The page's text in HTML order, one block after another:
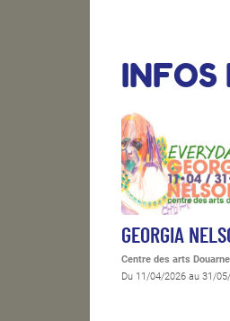
INFOS
GEORGIA
Centre des arts
Du 11/04/2026 au 31/